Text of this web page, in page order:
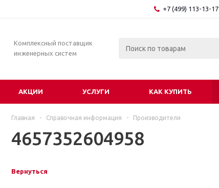
+7 (499) 113-13-17
Комплексный поставщик
инженерных систем
АКЦИИ УСЛУГИ КАК КУПИТЬ
Главная - Справочная информация - Производители
4657352604958
Вернуться